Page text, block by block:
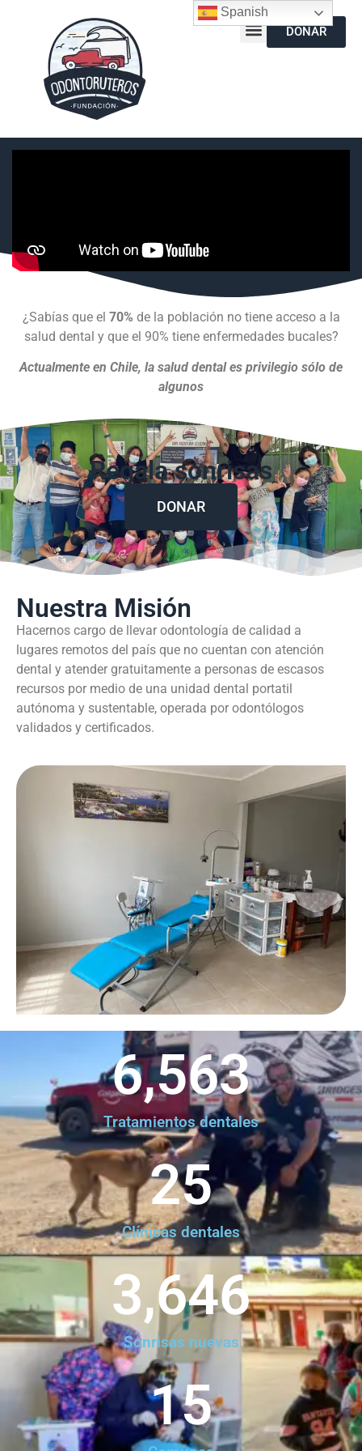
DONAR
¿Sabías que el 70% de la población no tiene acceso a la
salud dental y que el 90% tiene enfermedades bucales?
Actualmente en Chile, la salud dental es privilegio sólo de
algunos
Regala sonrisas
DONAR
Nuestra Misión
Hacernos cargo de llevar odontología de calidad a
lugares remotos del país que no cuentan con atención
dental y atender gratuitamente a personas de escasos
recursos por medio de una unidad dental portatil
autónoma y sustentable, operada por odontólogos
validados y certificados.
Tratamientos dentales
6,563
Clínicas dentales
25
Sonrisas nuevas
3,646
15
Spanish